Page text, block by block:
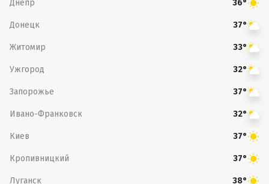
Днепр 36°
Донецк 37°
Житомир 33°
Ужгород 32°
Запорожье 37°
Ивано-Франковск 32°
Киев 37°
Кропивницкий 37°
Луганск 38°